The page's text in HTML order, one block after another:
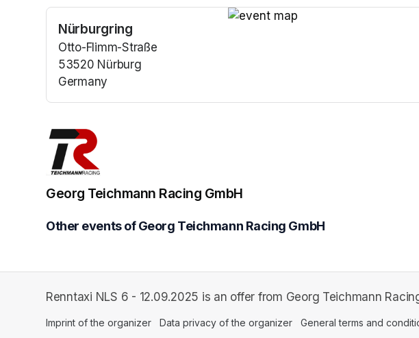
Nürburgring
Otto-Flimm-Straße
53520 Nürburg
Germany
(opens in a new tab)
Georg Teichmann Racing GmbH
Other events of Georg Teichmann Racing GmbH
Renntaxi NLS 6 - 12.09.2025 is an offer from Georg Teichmann
Imprint of the organizer (opens in a new tab)
Data privacy of the organizer (opens in a new tab)
General terms and